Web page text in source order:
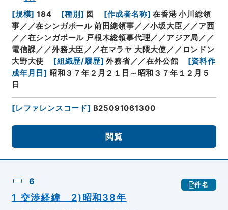
[規模] 184 [種別 ] 図 [作成者名称] 在香港 小川総領
事／／在シンガポール 前田總領事／／小坂大臣／／ア西
／／在シンガポール 戸根木総領事代理／／アジア局／／
電信課／／外務大臣／／在マラヤ 大隈大使／／ロンドン
大野大使
[組織歴/履歴] 外務省／／在外公館 [資料作
成年月日] 昭和３７年２月２１日～昭和３７年１２月５
日
[レファレンスコード] B25091061300
閲覧
6 件名
1 交渉経緯 2)昭和38年